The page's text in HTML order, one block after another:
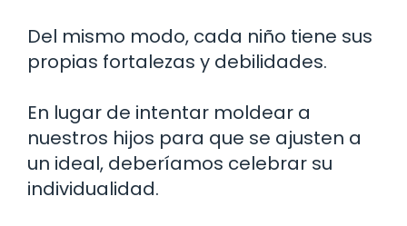
Del mismo modo, cada niño tiene sus
propias fortalezas y debilidades.
En lugar de intentar moldear a
nuestros hijos para que se ajusten a
un ideal, deberíamos celebrar su
individualidad.